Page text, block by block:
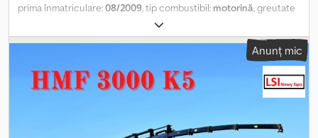
prima înmatriculare:08/2009, tip combustibil: motorină, greutate
, configurație ax:3 axe
galben, tip de angrenaj:mecanic, lungimea spațiului de
2.480 mm ,
înălțime spațiu de încărcare:800 mm, An de fabricație: 2009,
Dotări: ABS, aer condiționat, macara, MAN TGS 28.440 / 6x2
Platformă 6,55 m + MACARA + TELECOMANDĂ Importat / FĂRĂ
KILOMETRAJ: 672 000 km ECHIPARE: - ABS - SERVODIRECȚIE -
Anunț mic